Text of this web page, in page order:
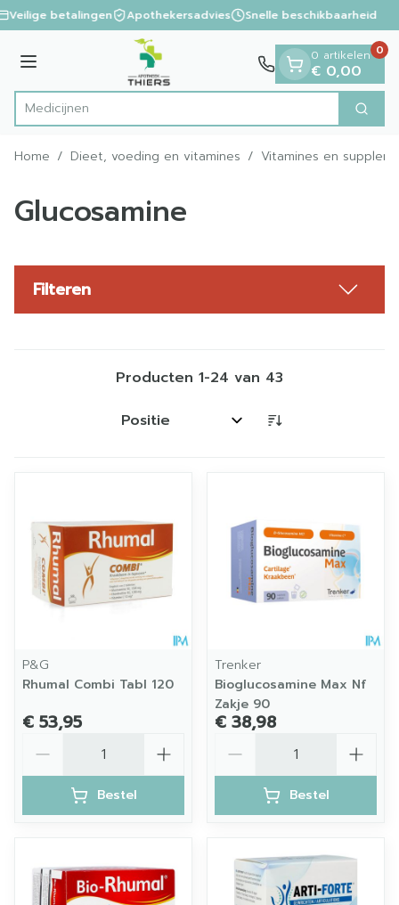
Ga naar de inhoud
1 van 1
Veilige betalingen Apothekersadvies Snelle beschikbaarheid
Menu
Product, merk, categorie... Zoek
0 artikelen
€ 0,00
0
Home / Dieet, voeding en vitamines / Vitamines en
Glucosamine
Filteren
Producten 1-24 van 43
Sorteer op:
P&G
Rhumal Combi Tabl 120
€ 53,95
Bestel
Trenker
Bioglucosamine Max Nf
Zakje 90
€ 38,98
Bestel